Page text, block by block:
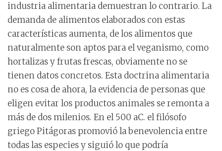
industria alimentaria demuestran lo contrario. La
demanda de alimentos elaborados con estas
características aumenta, de los alimentos que
naturalmente son aptos para el veganismo, como
hortalizas y frutas frescas, obviamente no se
tienen datos concretos. Esta doctrina alimentaria
no es cosa de ahora, la evidencia de personas que
eligen evitar los productos animales se remonta a
más de dos milenios. En el 500 aC. el filósofo
griego Pitágoras promovió la benevolencia entre
todas las especies y siguió lo que podría